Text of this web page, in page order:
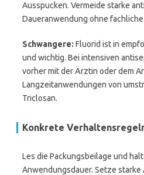
Ausspucken. Vermeide starke
Daueranwendung ohne
Schwangere: Fluorid ist in
und wichtig. Bei intensiven
vorher mit der Ärztin oder dem
Langzeitanwendungen von
Triclosan.
Konkrete
Les die Packungsbeilage und
Anwendungsdauer. Setze starke